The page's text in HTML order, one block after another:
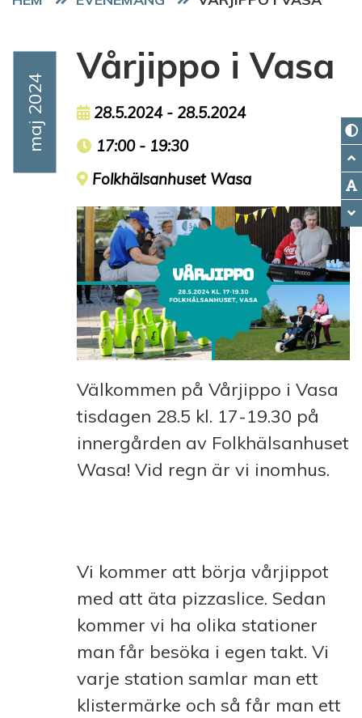
Event Date
Maj 2024
Vårjippo i Vasa
Event date
28.5.2024 - 28.5.2024
Event time
17:00 - 19:30
Event location
Folkhälsanhuset Wasa
Välkommen på Vårjippo i Vasa
tisdagen 28.5 kl. 17-19.30 på
innergården av Folkhälsanhuset
Wasa! Vid regn är vi inomhus.
Vi kommer att börja vårjippot
med att äta pizzaslice. Sedan
kommer vi ha olika stationer
man får besöka i egen takt. Vi
varje station samlar man ett
klistermärke och så får man ett